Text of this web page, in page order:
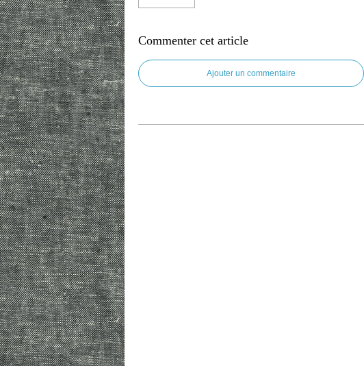
Commenter cet article
Ajouter un commentaire